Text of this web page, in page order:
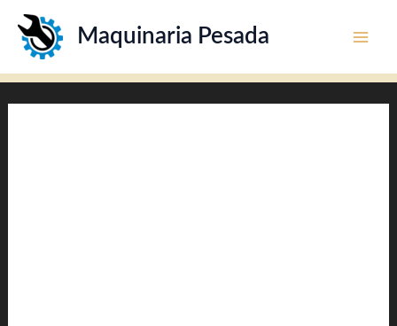
contenido
Maquinaria Pesada